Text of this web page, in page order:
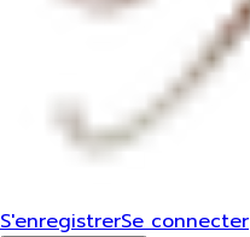
S'enregistrerSe connecter